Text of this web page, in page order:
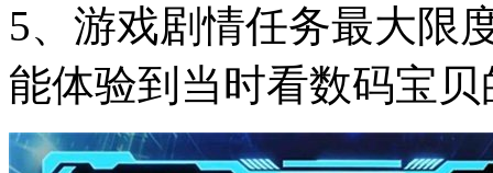
5、游戏剧情任务最大限
能体验到当时看数码宝